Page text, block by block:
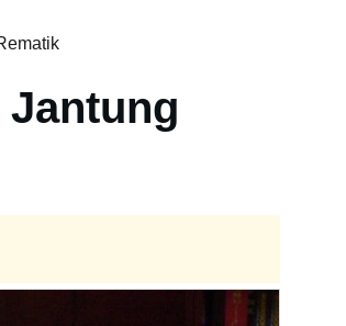
Jantung